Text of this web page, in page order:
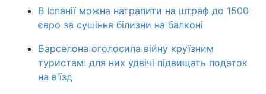
В Іспанії можна натрапити на штраф до 1500
євро за сушіння білизни на балконі
Барселона оголосила війну круїзним
туристам: для них удвічі підвищать податок
на в'їзд